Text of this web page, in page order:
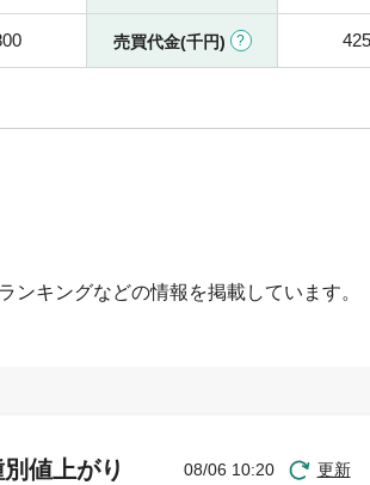
売買代金(千円) 425
キングなどの情報を掲載しています。